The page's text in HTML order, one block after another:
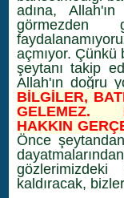
adına,
görmezden
açmıyor.
şeytanı takip
Allah'ın doğru
BİLGİLER,
GELEMEZ.
HAKKIN
Önce
kaldıracak,